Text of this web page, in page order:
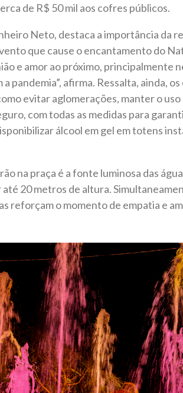
de R$ 50 mil aos cofres públicos.
Neto, destaca a importância da
que cause o encantamento do
e amor ao próximo, principalmente
pandemia”, afirma. Ressalta, ainda,
evitar aglomerações, manter o uso
com todas as medidas para
álcool em gel em totens
na praça é a fonte luminosa das
20 metros de altura.
reforçam o momento de empatia e